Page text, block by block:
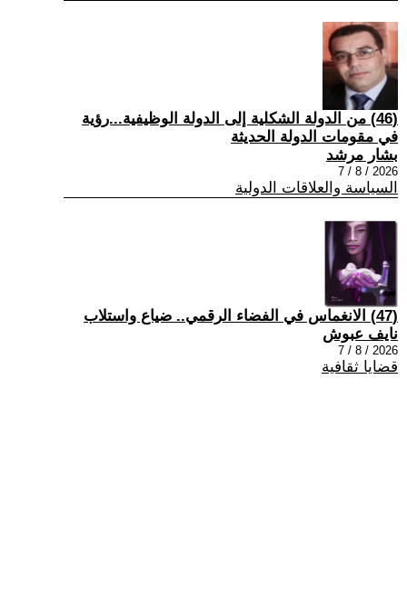
(46) من الدولة الشكلية إلى الدولة الوظيفية...رؤية
في مقومات الدولة الحديثة
بشار مرشد
2026 / 8 / 7
السياسة والعلاقات الدولية
(47) الانغماس في الفضاء الرقمي.. ضياع واستلاب
نايف عبوش
2026 / 8 / 7
قضايا ثقافية